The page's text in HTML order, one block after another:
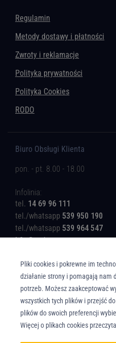
Regulamin
Metody dostawy i płatności
Zwroty i reklamacje
Polityka prywatności
Polityka Cookies
RODO
Biuro Obsługi Klienta
pon. - pt. 8.00 - 18.00
Infolinia:
tel. 14 69 96 111
tel./whatsapp 539 950 190
tel./whatsapp 539 964 547
b2c@rotinger.com
Copyright © Union Parts Sp. z o.o. -
reserved.
Pliki cookies i pokrewne im
działanie strony i pomagają nam
potrzeb. Możesz zaakceptować
wszystkich tych plików i przejść
plików do swoich preferencji
Więcej o plikach cookies